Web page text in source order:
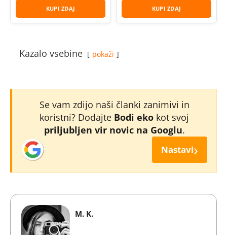
KUPI ZDAJ KUPI ZDAJ
Kazalo vsebine pokaži
Se vam zdijo naši članki zanimivi in
koristni? Dodajte Bodi eko kot svoj
priljubljen vir novic na Googlu.
Nastavi›
M. K.